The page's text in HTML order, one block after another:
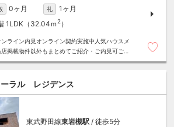
0ヶ月 礼
1ヶ月
1LDK（32.04ｍ 2）
ライン内見オンライン契約実施中人気ハウスメ
掲載物件以外もまとめてご紹介・ご内見可ご予
ーラル レジデンス
東武野田線東岩槻駅 / 徒歩5分